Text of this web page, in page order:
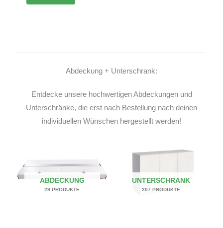
Abdeckung + Unterschrank:
Entdecke unsere hochwertigen Abdeckungen und
Unterschränke, die erst nach Bestellung nach deinen
individuellen Wünschen hergestellt werden!
ABDECKUNG
29 PRODUKTE
UNTERSCHRANK
207 PRODUKTE